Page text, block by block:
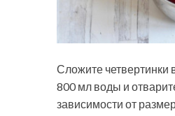
Сложите четвертинки
800 мл воды и
зависимости от